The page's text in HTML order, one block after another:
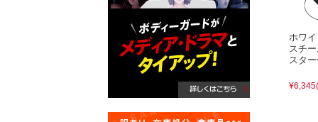
ホワ
スチ
スタ
¥6,345